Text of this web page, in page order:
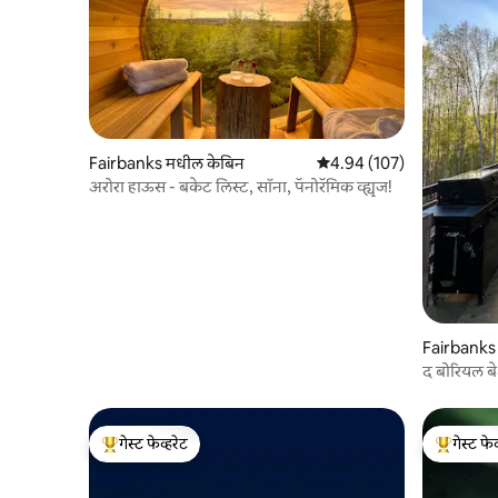
Fairbanks मधील केबिन 5 पैकी 4.94 सरासरी रेटिंग,
4.94 (107)
अरोरा हाऊस - बकेट लिस्ट, सॉना, पॅनोरॅमिक व्ह्यूज!
द बोरियल
टॉप गेस्ट फेव्हरेट
गेस्ट फेव्हरेट
टॉप गेस्ट
गेस्ट